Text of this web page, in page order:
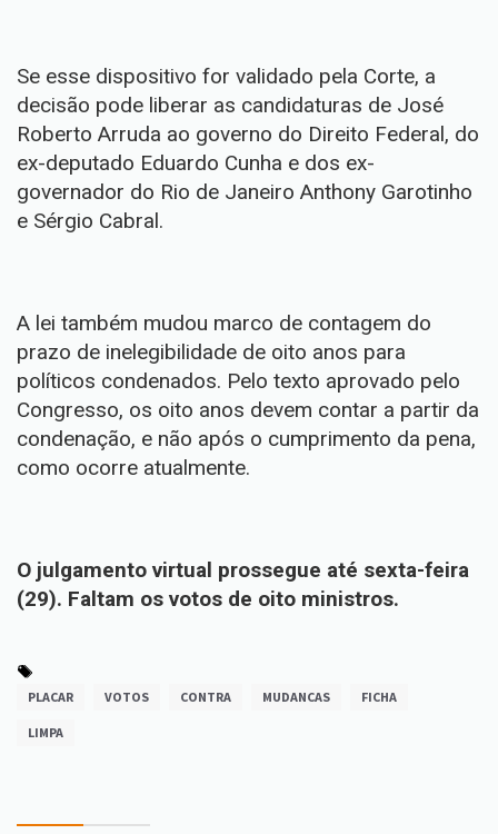
Se esse dispositivo for validado pela Corte, a
decisão pode liberar as candidaturas de José
Roberto Arruda ao governo do Direito Federal, do
ex-deputado Eduardo Cunha e dos ex-
governador do Rio de Janeiro Anthony Garotinho
e Sérgio Cabral.
A lei também mudou marco de contagem do
prazo de inelegibilidade de oito anos para
políticos condenados. Pelo texto aprovado pelo
Congresso, os oito anos devem contar a partir da
condenação, e não após o cumprimento da pena,
como ocorre atualmente.
O julgamento virtual prossegue até sexta-feira
(29). Faltam os votos de oito ministros.
PLACAR VOTOS CONTRA MUDANCAS FICHA
LIMPA